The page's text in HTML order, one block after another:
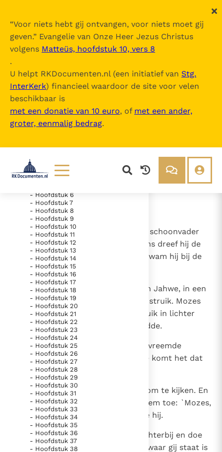
“Voor niets hebt gij ontvangen, voor niets moet gij
geven.” Evangelie van Onze Heer Jezus Christus
volgens Matteüs, hoofdstuk 10, vers 8
.
U helpt RKDocumenten.nl (een initiatief van Stg.
InterKerk) financieel waardoor de site voor velen
beschikbaar is
met een donatie van 10 euro, of met een ander,
groter, eenmalig bedrag.
Documenten
Thema’s
Berichten
Denzinger
Over ons
Nieuwste Documenten
5. Het gebed van de Kerk
In Christus wordt onze honger vervuld
Leer de kostbare parel van Gods koninkrijk te
herkennen
Gods Koninkrijk groeit stilletjes door liefde, niet door
dwang
De mystiek. De mystieke verschijnselen en de
heiligheid
Berichten
Het Vaticaan publiceert een nieuwe Latijnse uitgave
van het Romeins martyrologium
Vaticaanse financiële waakhond verliest autonomie
Paus spreekt het Wereldvoedselprogramma toe
De Bijbel
Inhoudsopgave
uitklappen
- Oude Testament
- Exodus
- Hoofdstuk 2
- Hoofdstuk 3
- Hoofdstuk 4
- Hoofdstuk 6
- Hoofdstuk 7
- Hoofdstuk 8
- Hoofdstuk 9
- Hoofdstuk 10
- Hoofdstuk 11
- Hoofdstuk 12
- Hoofdstuk 13
- Hoofdstuk 14
- Hoofdstuk 15
- Hoofdstuk 16
- Hoofdstuk 17
- Hoofdstuk 18
- Hoofdstuk 19
- Hoofdstuk 20
- Hoofdstuk 21
- Hoofdstuk 22
- Hoofdstuk 23
- Hoofdstuk 24
- Hoofdstuk 25
- Hoofdstuk 26
- Hoofdstuk 27
- Hoofdstuk 28
- Hoofdstuk 29
- Hoofdstuk 30
- Hoofdstuk 31
- Hoofdstuk 32
- Hoofdstuk 33
- Hoofdstuk 34
- Hoofdstuk 35
- Hoofdstuk 36
- Hoofdstuk 37
- Hoofdstuk 38
- Hoofdstuk 3
Mozes hoedde de kudde van zijn schoonvader
Jetro, de priester van Midjan. Eens dreef hij de
kudde tot ver in de woestijn en kwam hij bij de
berg van God, de Horeb.
Toen verscheen hem de engel van Jahwe, in een
vuur dat opvlamde uit een doornstruik. Mozes
keek toe en zag dat de doornstruik in lichter
laaie stond en toch niet verbrandde.
Hij dacht: `Ik ga er op af om dat vreemde
verschijnsel te onderzoeken. Hoe komt het dat
die doornstruik niet verbrandt?'
Jahwe zag hem naderbij komen om te kijken. En
vanuit de doornstruik riep God hem toe: `Mozes,
Mozes.' `Hier ben ik,' antwoordde hij.
Toen sprak Jahwe: `Kom niet dichterbij en doe
uw sandalen uit, want de plaats waar gij staat is